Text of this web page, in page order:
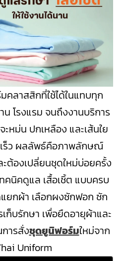
คลาสสิกที่ใช้ได้ในแทบทุก
โรงแรม จนถึงงานบริการ
หม่น ปกเหลือง และเส้นใย
เร็ว ผลลัพธ์คือภาพลักษณ์
ต้องเปลี่ยนชุดใหม่บ่อยครั้ง
คนิคดูแล เสื้อเชิ้ต แบบครบ
ยกผ้า เลือกผงซักฟอก ซัก
ก็บรักษา เพื่อยืดอายุผ้าและ
ารสั่งชุดยูนิฟอร์มใหม่จาก
Uniform